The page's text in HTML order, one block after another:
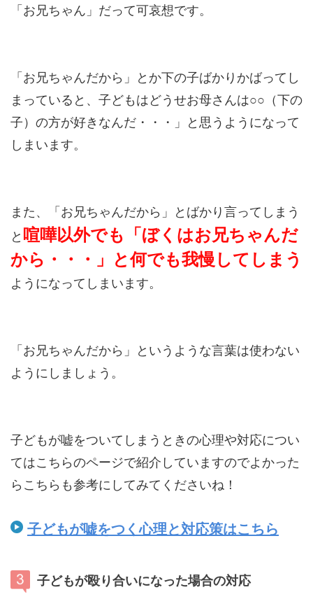
「お兄ちゃん」だって可哀想です。
「お兄ちゃんだから」とか下の子ばかりかばってし
まっていると、子どもはどうせお母さんは○○（下の
子）の方が好きなんだ・・・」と思うようになって
しまいます。
また、「お兄ちゃんだから」とばかり言ってしまう
と 喧嘩以外でも「ぼくはお兄ちゃんだ
から・・・」と何でも我慢してしまう
ようになってしまいます。
「お兄ちゃんだから」というような言葉は使わない
ようにしましょう。
子どもが嘘をついてしまうときの心理や対応につい
てはこちらのページで紹介していますのでよかった
らこちらも参考にしてみてくださいね！
子どもが嘘をつく心理と対応策はこちら
子どもが殴り合いになった場合の対応